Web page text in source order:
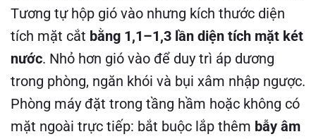
Tương tự hộp gió vào nhưng kích thước diện
tích mặt cắt bằng 1,1–1,3 lần diện tích mặt két
nước. Nhỏ hơn gió vào để duy trì áp dương
trong phòng, ngăn khói và bụi xâm nhập ngược.
Phòng máy đặt trong tầng hầm hoặc không có
mặt ngoài trực tiếp: bắt buộc lắp thêm bẫy âm